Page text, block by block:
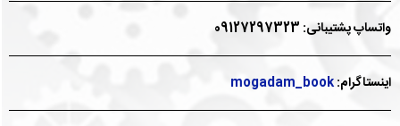
واتساپ پشتیبانی: 09127297323
اینستاگرام:mogadam_book